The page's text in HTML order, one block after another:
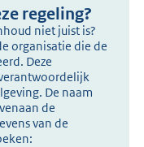
regeling?
niet juist is?
organisatie die de
Deze
De naam
de
van de